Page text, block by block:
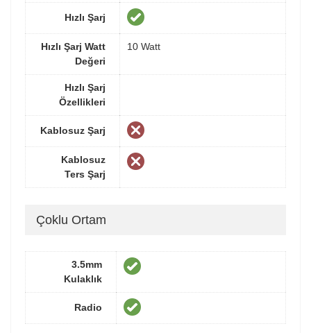
Hızlı Şarj
Hızlı Şarj Watt
Değeri
10 Watt
Hızlı Şarj
Özellikleri
Kablosuz Şarj
Kablosuz
Ters Şarj
Çoklu Ortam
3.5mm
Kulaklık
Radio